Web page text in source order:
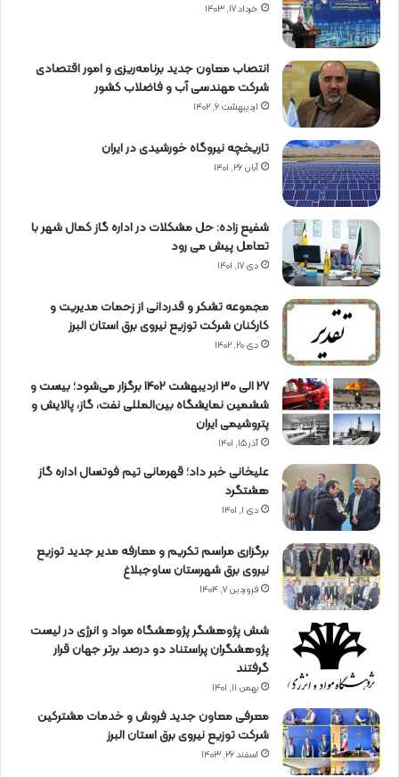
خرداد ۱۷, ۱۴۰۳
انتصاب معاون جدید برنامه‌ریزی و امور اقتصادی
شرکت مهندسی آب و فاضلاب کشور
اردیبهشت ۶, ۱۴۰۲
تاریخچه نیروگاه خورشیدی در ایران
آبان ۲۶, ۱۴۰۱
شفیع زاده: حل مشکلات در اداره گاز کمال شهر با
تعامل پیش می رود
دی ۱۷, ۱۴۰۱
مجموعه تشکر و قدردانی از زحمات مدیریت و
کارکنان شرکت توزیع نیروی برق استان البرز
دی ۲۰, ۱۴۰۲
27 الی 30 اردیبهشت 1402 برگزار می‌شود؛ بیست و
ششمین نمایشگاه بین‌المللی نفت، گاز، پالایش و
پتروشیمی ایران
آذر ۱۵, ۱۴۰۱
علیخانی خبر داد؛ قهرمانی تیم فوتسال اداره گاز
هشتگرد
دی ۱, ۱۴۰۱
برگزاری مراسم تكریم و معارفه مدیر جدید توزیع
نیروی برق شهرستان ساوجبلاغ
فروردین ۷, ۱۴۰۴
شش پژوهشگر پژوهشگاه مواد و انرژی در لیست
پژوهشگران پراستناد دو درصد برتر جهان قرار
گرفتند
بهمن ۱۱, ۱۴۰۱
معرفی معاون جدید فروش و خدمات مشتركین
شركت توزیع نیروی برق استان البرز
اسفند ۲۶, ۱۴۰۳